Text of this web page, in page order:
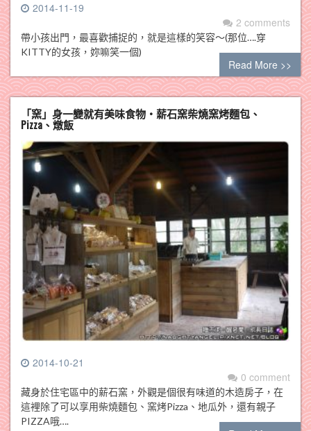
2014-11-19
2 comments
帶小孩出門，最喜歡捕捉的，就是這樣的笑容～(那位….穿
KITTY的女孩，妳嘛笑一個)
Read More >>
「窯」身一變就有美味食物‧薪石窯柴燒窯烤麵包、
Pizza、燉飯
2014-10-21
0 comment
藏身於住宅區中的薪石窯，外觀是個很有味道的木造房子，在
這裡除了可以享用柴燒麵包、窯烤Pizza、地瓜外，還有親子
PIZZA哦….